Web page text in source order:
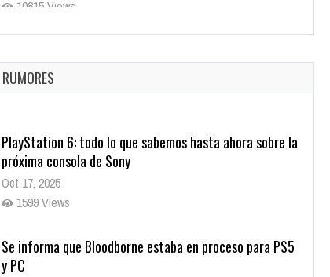
10815 Views
La configuración de Call of Duty 2021 aparentemente
Ago 8, 2021
10001 Views
RUMORES
PlayStation 6: todo lo que sabemos hasta ahora sobre la
próxima consola de Sony
Oct 17, 2025
1599 Views
Se informa que Bloodborne estaba en proceso para PS5
y PC